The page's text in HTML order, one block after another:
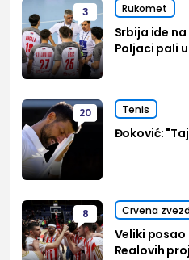
3 Rukomet
Srbija ide
Poljaci pali
20 Tenis
Đoković:
8 Crvena
Veliki posao
Realovih